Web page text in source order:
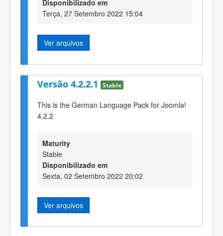
Disponibilizado em
Terça, 27 Setembro 2022 15:04
Ver arquivos
Versão 4.2.2.1 Stable
This is the German Language Pack for Joomla!
4.2.2
Maturity
Stable
Disponibilizado em
Sexta, 02 Setembro 2022 20:02
Ver arquivos